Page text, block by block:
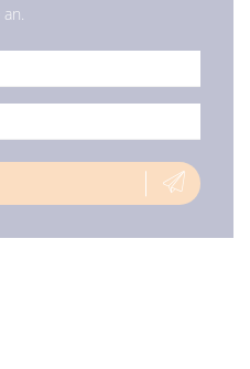
an.